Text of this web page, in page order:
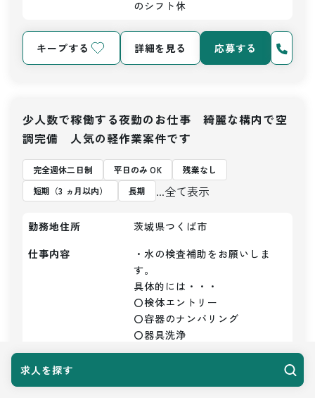
求人を探す
のシフト休
キープする 詳細を見る 応募する
少人数で稼働する夜勤のお仕事 綺麗な構内で空
調完備 人気の軽作業案件です
完全週休二日制 平日のみ OK
残業なし
短期（3 ヵ月以内）
長期 ...全て表示
勤務地住所
茨城県つくば市
仕事内容
・水の検査補助をお願いしま
す。
具体的には・・・
〇検体エントリー
〇容器のナンバリング
〇器具洗浄
〇かたずけ